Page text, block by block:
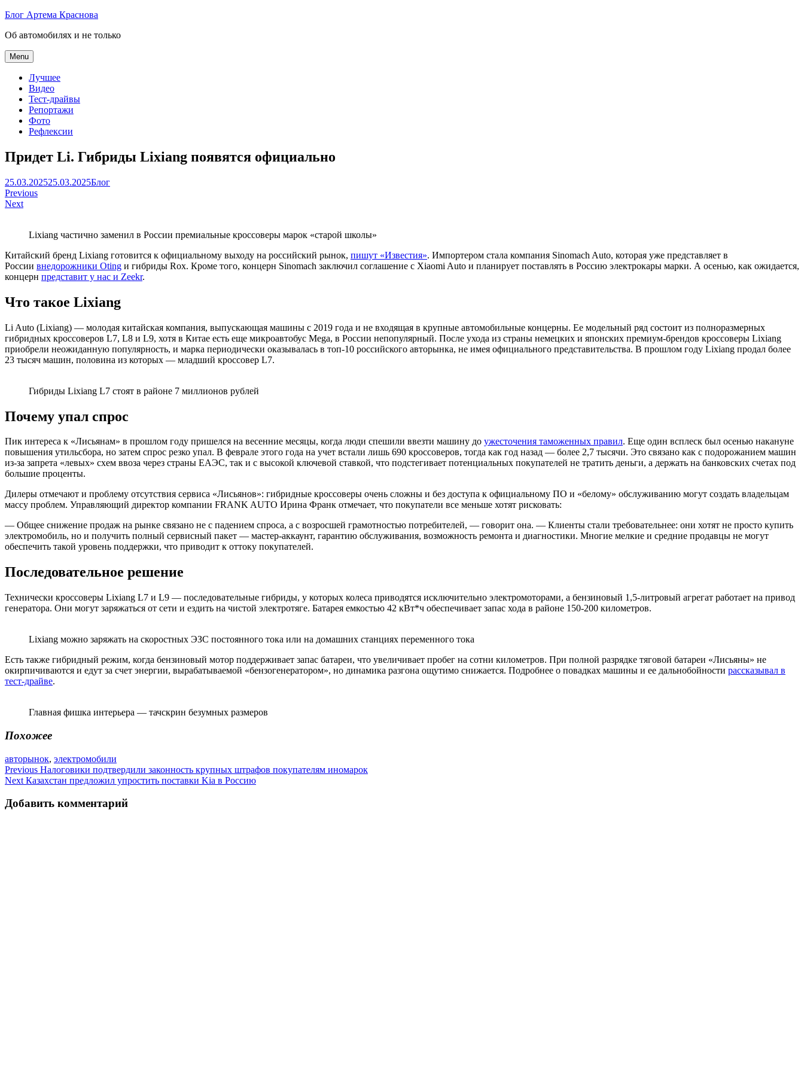
Skip
content
Блог Артема Краснова
Об автомобилях и не только
Menu
Лучшее
Видео
Тест-драйвы
Репортажи
Фото
Рефлексии
Придет Li. Гибриды Lixiang появятся официально
Артем
Краснов
25.03.202525.03.2025Блог
Навигация
по
Previous
Next
Lixiang частично заменил в России премиальные кроссоверы марок «старой школы»
Китайский бренд Lixiang готовится к официальному выходу на российский рынок, пишут «Известия». Импортером стала компания Sinomach Auto, которая уже представляет в
России внедорожники Oting и гибриды Rox. Кроме того, концерн Sinomach заключил соглашение с Xiaomi Auto и планирует поставлять в Россию электрокары марки. А осенью, как ожидается,
концерн представит у нас и Zeekr.
Что такое Lixiang
Li Auto (Lixiang) — молодая китайская компания, выпускающая машины с 2019 года и не входящая в крупные автомобильные концерны. Ее модельный ряд состоит из полноразмерных
гибридных кроссоверов L7, L8 и L9, хотя в Китае есть еще микроавтобус Mega, в России непопулярный. После ухода из страны немецких и японских премиум-брендов кроссоверы Lixiang
приобрели неожиданную популярность, и марка периодически оказывалась в топ-10 российского авторынка, не имея официального представительства. В прошлом году Lixiang продал более
23 тысяч машин, половина из которых — младший кроссовер L7.
Гибриды Lixiang L7 стоят в районе 7 миллионов рублей
Почему упал спрос
Пик интереса к «Лисьянам» в прошлом году пришелся на весенние месяцы, когда люди спешили ввезти машину до ужесточения таможенных правил. Еще один всплеск был осенью накануне
повышения утильсбора, но затем спрос резко упал. В феврале этого года на учет встали лишь 690 кроссоверов, тогда как год назад — более 2,7 тысячи. Это связано как с подорожанием машин
из-за запрета «левых» схем ввоза через страны ЕАЭС, так и с высокой ключевой ставкой, что подстегивает потенциальных покупателей не тратить деньги, а держать на банковских счетах под
большие проценты.
Дилеры отмечают и проблему отсутствия сервиса «Лисьянов»: гибридные кроссоверы очень сложны и без доступа к официальному ПО и «белому» обслуживанию могут создать владельцам
массу проблем. Управляющий директор компании FRANK AUTO Ирина Франк отмечает, что покупатели все меньше хотят рисковать:
— Общее снижение продаж на рынке связано не с падением спроса, а с возросшей грамотностью потребителей, — говорит она. — Клиенты стали требовательнее: они хотят не просто купить
электромобиль, но и получить полный сервисный пакет — мастер-аккаунт, гарантию обслуживания, возможность ремонта и диагностики. Многие мелкие и средние продавцы не могут
обеспечить такой уровень поддержки, что приводит к оттоку покупателей.
Последовательное решение
Технически кроссоверы Lixiang L7 и L9 — последовательные гибриды, у которых колеса приводятся исключительно электромоторами, а бензиновый 1,5-литровый агрегат работает на привод
генератора. Они могут заряжаться от сети и ездить на чистой электротяге. Батарея емкостью 42 кВт*ч обеспечивает запас хода в районе 150-200 километров.
Lixiang можно заряжать на скоростных ЭЗС постоянного тока или на домашних станциях переменного тока
Есть также гибридный режим, когда бензиновый мотор поддерживает запас батареи, что увеличивает пробег на сотни километров. При полной разрядке тяговой батареи «Лисьяны» не
окирпичиваются и едут за счет энергии, вырабатываемой «бензогенератором», но динамика разгона ощутимо снижается. Подробнее о повадках машины и ее дальнобойности рассказывал в
тест-драйве.
Главная фишка интерьера — тачскрин безумных размеров
Похожее
авторынок, электромобили
Навигация
по
записям
Previous Налоговики подтвердили законность крупных штрафов покупателям иномарок
Next Казахстан предложил упростить поставки Kia в Россию
Добавить комментарий